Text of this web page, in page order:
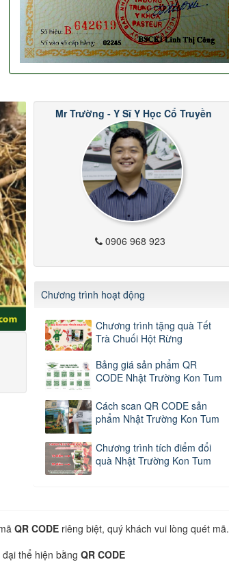
Mr Trường - Y Sĩ Y Học Cổ Truyền
0906 968 923
Chương trình hoạt động
Chương trình tặng quà Tết
Trà Chuối Hột Rừng
Bảng giá sản phẩm QR
CODE Nhật Trường Kon Tum
Cách scan QR CODE sản
phẩm Nhật Trường Kon Tum
Chương trình tích điểm đổi
quà Nhật Trường Kon Tum
QR CODE riêng biệt, quý khách vui lòng quét mã.
thể hiện bằng QR CODE